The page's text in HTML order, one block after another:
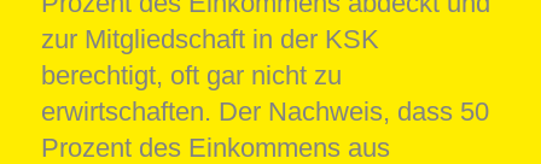
zur Mitgliedschaft in der KSK
berechtigt, oft gar nicht zu
erwirtschaften. Der Nachweis, dass 50
Prozent des Einkommens aus